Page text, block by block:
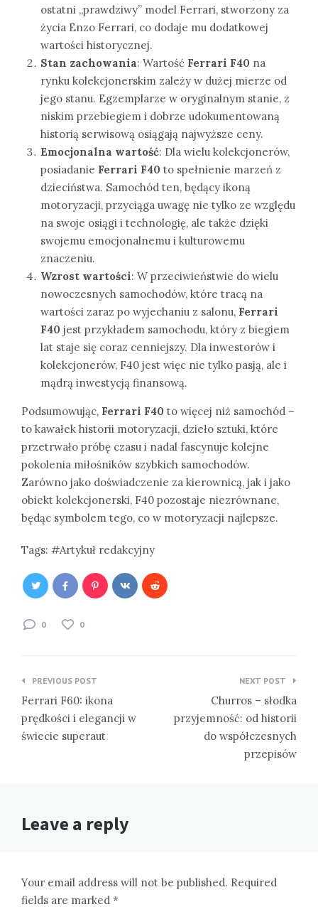
ostatni „prawdziwy” model Ferrari, stworzony za
życia Enzo Ferrari, co dodaje mu dodatkowej
wartości historycznej.
Stan zachowania: Wartość Ferrari F40 na
rynku kolekcjonerskim zależy w dużej mierze od
jego stanu. Egzemplarze w oryginalnym stanie, z
niskim przebiegiem i dobrze udokumentowaną
historią serwisową osiągają najwyższe ceny.
Emocjonalna wartość: Dla wielu kolekcjonerów,
posiadanie Ferrari F40 to spełnienie marzeń z
dzieciństwa. Samochód ten, będący ikoną
motoryzacji, przyciąga uwagę nie tylko ze względu
na swoje osiągi i technologię, ale także dzięki
swojemu emocjonalnemu i kulturowemu
znaczeniu.
Wzrost wartości: W przeciwieństwie do wielu
nowoczesnych samochodów, które tracą na
wartości zaraz po wyjechaniu z salonu, Ferrari
F40 jest przykładem samochodu, który z biegiem
lat staje się coraz cenniejszy. Dla inwestorów i
kolekcjonerów, F40 jest więc nie tylko pasją, ale i
mądrą inwestycją finansową.
Podsumowując, Ferrari F40 to więcej niż samochód –
to kawałek historii motoryzacji, dzieło sztuki, które
przetrwało próbę czasu i nadal fascynuje kolejne
pokolenia miłośników szybkich samochodów.
Zarówno jako doświadczenie za kierownicą, jak i jako
obiekt kolekcjonerski, F40 pozostaje niezrównane,
będąc symbolem tego, co w motoryzacji najlepsze.
Tags: Artykuł redakcyjny
0 0
Nawigacja
wpisu
PREVIOUS POST
Ferrari F60: ikona
prędkości i elegancji w
świecie superaut
NEXT POST
Churros – słodka
przyjemność: od historii
do współczesnych
przepisów
Leave a reply
Your email address will not be published. Required
fields are marked *